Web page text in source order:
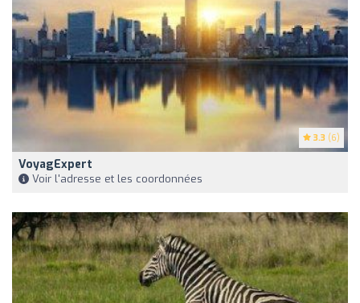
3.3 (6)
VoyagExpert
Voir l'adresse et les coordonnées